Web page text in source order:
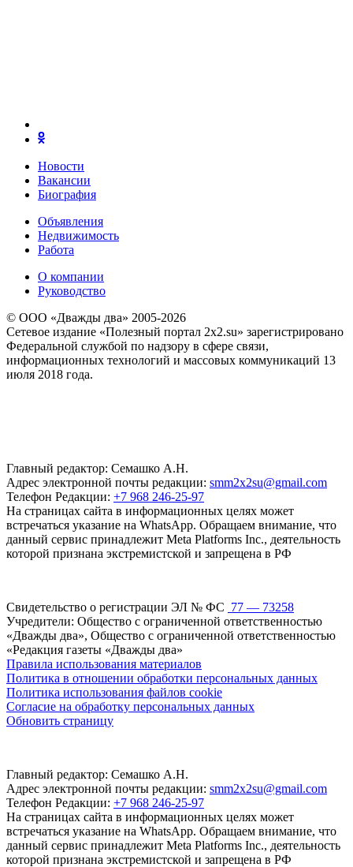
Новости
Вакансии
Биография
Объявления
Недвижимость
Работа
О компании
Руководство
© ООО «Дважды два» 2005-2026
Сетевое издание «Полезный портал 2x2.su» зарегистрировано
Федеральной службой по надзору в сфере связи,
информационных технологий и массовых коммуникаций 13
июля 2018 года.
Главный редактор: Семашко А.Н.
Адрес электронной почты редакции: smm2x2su@gmail.com
Телефон Редакции: +7 968 246-25-97
На страницах сайта в информационных целях может
встречаться указание на WhatsApp. Обращаем внимание, что
данный сервис принадлежит Meta Platforms Inc., деятельность
которой признана экстремистской и запрещена в РФ
Свидетельство о регистрации ЭЛ № ФС 77 — 73258
Учредители: Общество с ограниченной ответственностью
«Дважды два», Общество с ограниченной ответственностью
«Редакция газеты «Дважды два»
Правила использования материалов
Политика в отношении обработки персональных данных
Политика использования файлов cookie
Согласие на обработку персональных данных
Обновить страницу
Главный редактор: Семашко А.Н.
Адрес электронной почты редакции: smm2x2su@gmail.com
Телефон Редакции: +7 968 246-25-97
На страницах сайта в информационных целях может
встречаться указание на WhatsApp. Обращаем внимание, что
данный сервис принадлежит Meta Platforms Inc., деятельность
которой признана экстремистской и запрещена в РФ